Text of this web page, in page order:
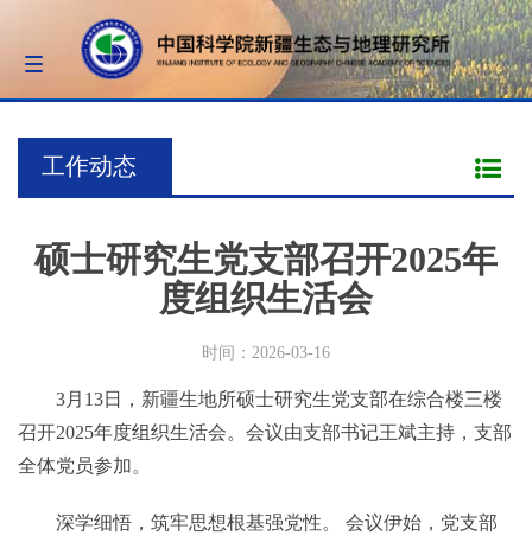
Toggle
navigation
工作动态
硕士研究生党支部召开2025年
度组织生活会
时间：2026-03-16
3月13日，新疆生地所硕士研究生党支部在综合楼三楼
召开2025年度组织生活会。会议由支部书记王斌主持，支部
全体党员参加。
深学细悟，筑牢思想根基强党性。 会议伊始，党支部